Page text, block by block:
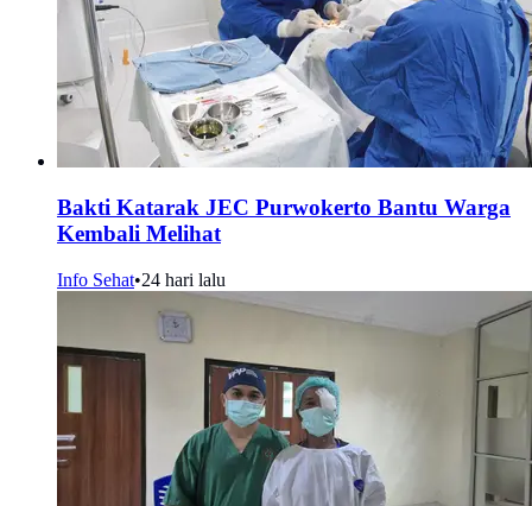
Bakti Katarak JEC Purwokerto Bantu Warga
Kembali Melihat
Info Sehat•24 hari lalu